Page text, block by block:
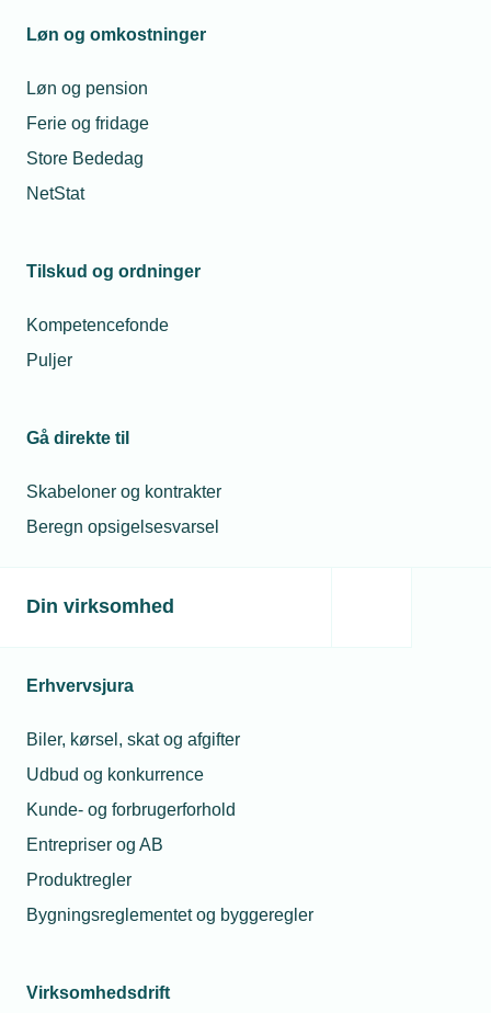
Løn og omkostninger
Løn og pension
Ferie og fridage
Store Bededag
NetStat
Tilskud og ordninger
Kompetencefonde
Puljer
Gå direkte til
Skabeloner og kontrakter
Beregn opsigelsesvarsel
Din virksomhed
Erhvervsjura
Biler, kørsel, skat og afgifter
Udbud og konkurrence
Kunde- og forbrugerforhold
Entrepriser og AB
Produktregler
Bygningsreglementet og byggeregler
Virksomhedsdrift
16. juli 2026
Uden vikarer virker masterne ikke
En arbejdsplads udendørs i 60 meters højde året rundt er
praktik
risikovurdering. Det kan du få gratis hjælp til.